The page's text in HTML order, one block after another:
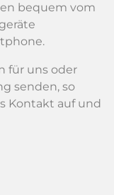
bequem vom
für uns oder
senden, so
Kontakt auf und